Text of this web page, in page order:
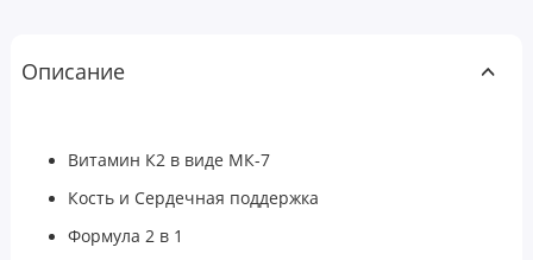
Описание
Витамин К2 в виде МК-7
Кость и Сердечная поддержка
Формула 2 в 1